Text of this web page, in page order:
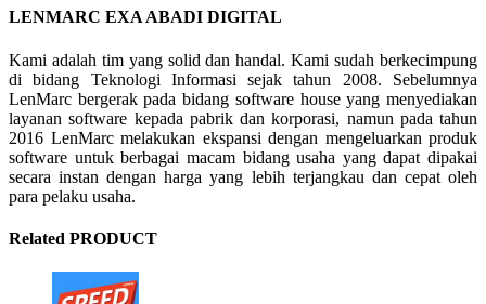
LENMARC EXA ABADI DIGITAL
Kami adalah tim yang solid dan handal. Kami sudah berkecimpung
di bidang Teknologi Informasi sejak tahun 2008. Sebelumnya
LenMarc bergerak pada bidang software house yang menyediakan
layanan software kepada pabrik dan korporasi, namun pada tahun
2016 LenMarc melakukan ekspansi dengan mengeluarkan produk
software untuk berbagai macam bidang usaha yang dapat dipakai
secara instan dengan harga yang lebih terjangkau dan cepat oleh
para pelaku usaha.
Related PRODUCT